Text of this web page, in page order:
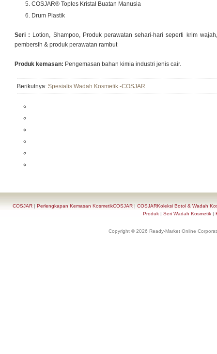
COSJAR® Toples Kristal Buatan Manusia
Drum Plastik
Seri : Lotion, Shampoo, Produk perawatan sehari-hari seperti krim
pembersih & produk perawatan rambut
Produk kemasan: Pengemasan bahan kimia industri jenis cair.
Berikutnya: Spesialis Wadah Kosmetik -COSJAR
COSJAR| Perlengkapan Kemasan KosmetikCOSJAR| COSJARKoleksi Botol & Wadah
Produk | Seri Wadah Kosmetik |
Copyright © 2026 Ready-Market Online